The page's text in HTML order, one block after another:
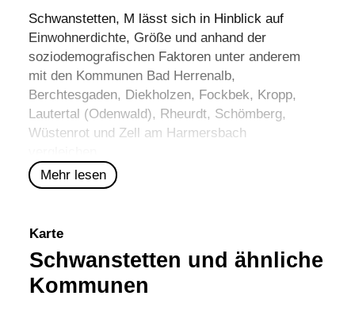
Schwanstetten, M lässt sich in Hinblick auf
Einwohnerdichte, Größe und anhand der
soziodemografischen Faktoren unter anderem
mit den Kommunen Bad Herrenalb,
Berchtesgaden, Diekholzen, Fockbek, Kropp,
Lautertal (Odenwald), Rheurdt, Schömberg,
Wüstenrot und Zell am Harmersbach
Mehr lesen
Karte
Schwanstetten und ähnliche
Kommunen